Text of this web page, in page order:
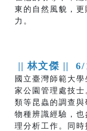
東的自然風貌，
力。
|| 林文傑 || 6/
國立臺灣師範大
家公園管理處技
類等昆蟲的調查
物種辨識經驗，
理分析工作。同